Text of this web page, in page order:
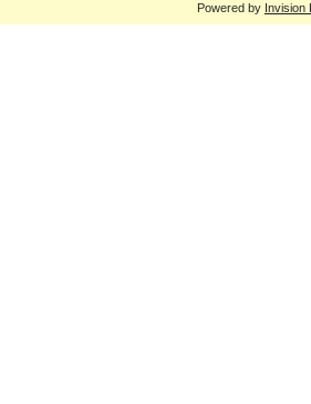
Powered by Invision